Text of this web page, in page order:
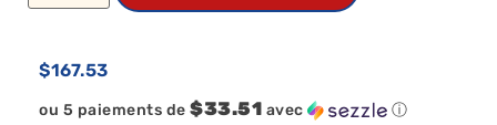
$167.53
ou 5 paiements de $33.51 avec ⓘ